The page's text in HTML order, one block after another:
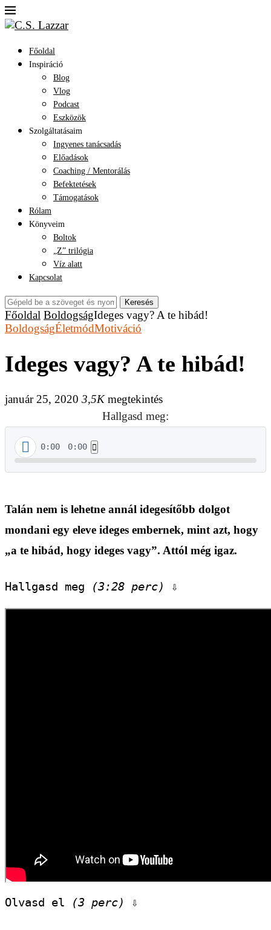
Főoldal
Inspiráció
Blog
Vlog
Podcast
Eszközök
Szolgáltatásaim
Ingyenes tanácsadás
Előadások
Coaching / Mentorálás
Befektetések
Támogatások
Rólam
Könyveim
Boltok
„Z” trilógia
Víz alatt
Kapcsolat
Keresés
Főoldal BoldogságIdeges vagy? A te hibád!
BoldogságÉletmódMotiváció
Ideges vagy? A te hibád!
január 25, 2020 3,5Kmegtekintés
Hallgasd meg:
0:00 0:00
Talán nem is lehetne annál idegesítőbb dolgot
mondani egy eleve ideges embernek, mint azt, hogy
„a te hibád, hogy ideges vagy”. Attól még igaz.
Hallgasd meg (3:28 perc) ⇩
Olvasd el (3 perc) ⇩